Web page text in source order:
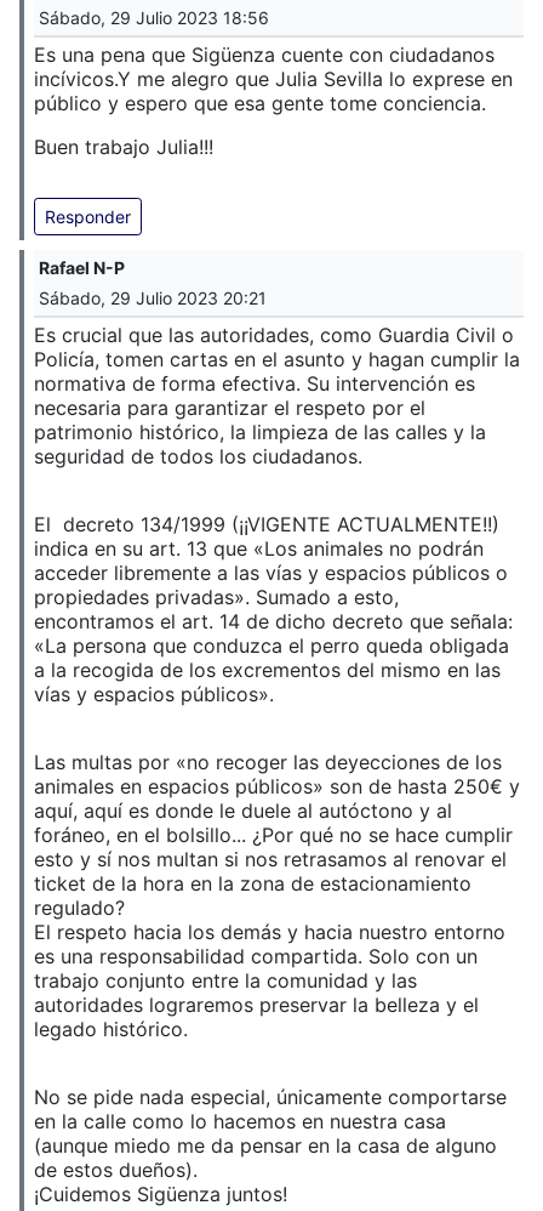
Sábado, 29 Julio 2023 18:56
Es una pena que Sigüenza cuente con ciudadanos
incívicos.Y me alegro que Julia Sevilla lo exprese en
público y espero que esa gente tome conciencia.
Buen trabajo Julia!!!
Responder
Rafael N-P
Sábado, 29 Julio 2023 20:21
Es crucial que las autoridades, como Guardia Civil o
Policía, tomen cartas en el asunto y hagan cumplir la
normativa de forma efectiva. Su intervención es
necesaria para garantizar el respeto por el
patrimonio histórico, la limpieza de las calles y la
seguridad de todos los ciudadanos.
El decreto 134/1999 (¡¡VIGENTE ACTUALMENTE!!)
indica en su art. 13 que «Los animales no podrán
acceder libremente a las vías y espacios públicos o
propiedades privadas». Sumado a esto,
encontramos el art. 14 de dicho decreto que señala:
«La persona que conduzca el perro queda obligada
a la recogida de los excrementos del mismo en las
vías y espacios públicos».
Las multas por «no recoger las deyecciones de los
animales en espacios públicos» son de hasta 250€ y
aquí, aquí es donde le duele al autóctono y al
foráneo, en el bolsillo... ¿Por qué no se hace cumplir
esto y sí nos multan si nos retrasamos al renovar el
ticket de la hora en la zona de estacionamiento
regulado?
El respeto hacia los demás y hacia nuestro entorno
es una responsabilidad compartida. Solo con un
trabajo conjunto entre la comunidad y las
autoridades lograremos preservar la belleza y el
legado histórico.
No se pide nada especial, únicamente comportarse
en la calle como lo hacemos en nuestra casa
(aunque miedo me da pensar en la casa de alguno
de estos dueños).
¡Cuidemos Sigüenza juntos!